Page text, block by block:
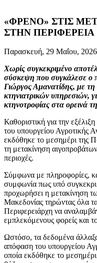
«ΦΡΕΝΟ» ΣΤΙΣ
ΣΤΗΝ ΠΕΡΙΦΕΡΕΙΑ
Παρασκευή, 29 Μαΐου,
Χωρίς συγκεκριμένο
σύσκεψη που συγκάλεσε ο
Γιώργος Αμανατίδης, με
κτηνιατρικών υπηρεσιών,
κτηνοτροφίας στα ορεινά
Καθοριστική για την
του υπουργείου Αγροτικής
εκδόθηκε το μεσημέρι της
τη μετακίνηση
περιοχές.
Σύμφωνα με πληροφορίες,
συμφωνία πως υπό
προχωρήσει η μετακίνηση
Μακεδονίας τηρώντας όλα
Περιφερειάρχη να
εμπλεκόμενους φορείς και
Ωστόσο, τα δεδομένα
απόφαση του υπουργείου
οποία εκδόθηκε το